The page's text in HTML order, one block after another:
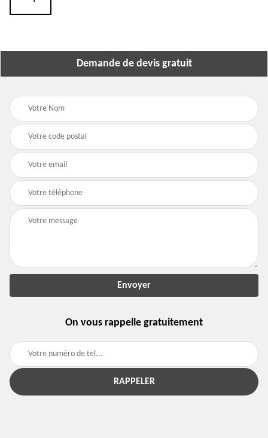
Demande de devis gratuit
On vous rappelle gratuitement